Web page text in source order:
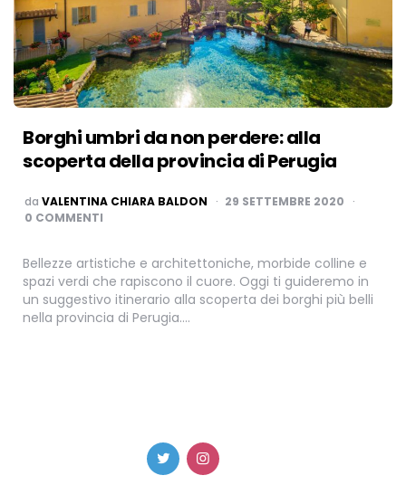
Borghi umbri da non perdere: alla
scoperta della provincia di Perugia
PUBBLICATO
da VALENTINA CHIARA BALDON
29 SETTEMBRE 2020
0 COMMENTI
Bellezze artistiche e architettoniche, morbide colline e
spazi verdi che rapiscono il cuore. Oggi ti guideremo in
un suggestivo itinerario alla scoperta dei borghi più belli
nella provincia di Perugia….